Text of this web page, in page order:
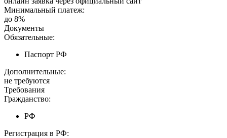
Минимальный платеж:
до 8%
Документы
Обязательные:
Паспорт РФ
Дополнительные:
не требуются
Требования
Гражданство:
РФ
Регистрация в РФ: